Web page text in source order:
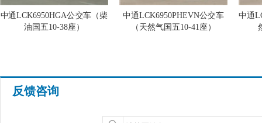
中通LCK6950HGA公交车（柴
油国五10-38座）
中通LCK6950PHEVN公交车
（天然气国五10-41座）
中通
反馈咨询